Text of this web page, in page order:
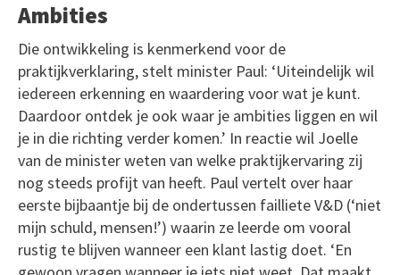
Ambities
Die ontwikkeling is kenmerkend voor de
praktijkverklaring, stelt minister Paul: ‘Uiteindelijk wil
iedereen erkenning en waardering voor wat je kunt.
Daardoor ontdek je ook waar je ambities liggen en wil
je in die richting verder komen.’ In reactie wil Joelle
van de minister weten van welke praktijkervaring zij
nog steeds profijt van heeft. Paul vertelt over haar
eerste bijbaantje bij de ondertussen failliete V&D (‘niet
mijn schuld, mensen!’) waarin ze leerde om vooral
rustig te blijven wanneer een klant lastig doet. ‘En